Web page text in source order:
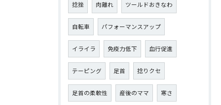
捻挫 肉離れ ツールドおきなわ
自転車 パフォーマンスアップ
イライラ 免疫力低下 血行促進
テーピング 足首 捻りクセ
足首の柔軟性 産後のママ 寒さ